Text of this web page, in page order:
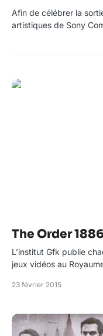
Afin de célébrer la
artistiques de Sony
The Order
L’institut Gfk publie
jeux vidéos au
23 février 2015